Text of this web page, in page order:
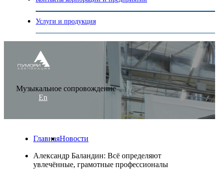
Услуги и продукция
Музыкальное сопровождение
En
ГлавнаяНовости
Александр Баландин: Всё определяют
увлечённые, грамотные профессионалы